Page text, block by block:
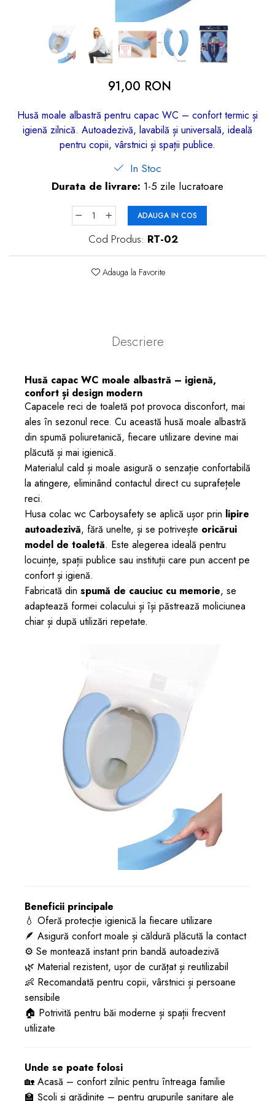
Produse îngrijire copii
Igiena copii
91,00 RON
Husă moale albastră pentru capac WC – confort termic și
igienă zilnică. Autoadezivă, lavabilă și universală, ideală
pentru copii, vârstnici și spații publice.
In Stoc
Durata de livrare: 1-5 zile lucratoare
ADAUGA IN COS
Cod Produs: RT-02
Adauga la Favorite
Descriere
Husă capac WC moale albastră – igienă,
confort și design modern
Capacele reci de toaletă pot provoca disconfort, mai
ales în sezonul rece. Cu această husă moale albastră
din spumă poliuretanică, fiecare utilizare devine mai
plăcută și mai igienică.
Materialul cald și moale asigură o senzație confortabilă
la atingere, eliminând contactul direct cu suprafețele
reci.
Husa colac wc Carboysafety se aplică ușor prin lipire
autoadezivă, fără unelte, și se potrivește oricărui
model de toaletă. Este alegerea ideală pentru
locuințe, spații publice sau instituții care pun accent pe
confort și igienă.
Fabricată din spumă de cauciuc cu memorie, se
adaptează formei colacului și își păstrează moliciunea
chiar și după utilizări repetate.
Beneficii principale
💧 Oferă protecție igienică la fiecare utilizare
🪶 Asigură confort moale și căldură plăcută la contact
⚙️ Se montează instant prin bandă autoadezivă
🌿 Material rezistent, ușor de curățat și reutilizabil
👶 Recomandată pentru copii, vârstnici și persoane
sensibile
🏠 Potrivită pentru băi moderne și spații frecvent
utilizate
Unde se poate folosi
🏡 Acasă – confort zilnic pentru întreaga familie
🏫 Școli și grădinițe – pentru grupurile sanitare ale